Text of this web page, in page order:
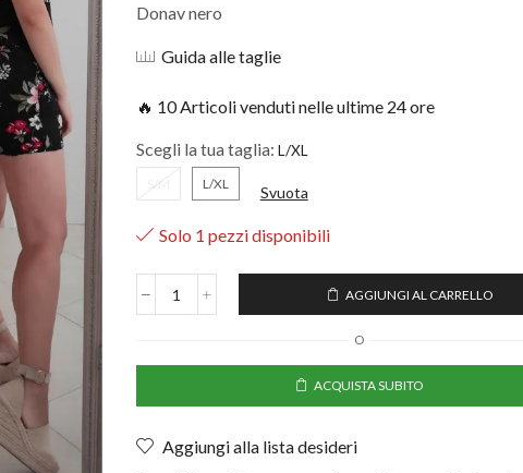
Donav nero
Guida alle taglie
🔥 10 Articoli venduti nelle ultime 24 ore
Scegli la tua taglia:
S/M L/XL Svuota
Solo 1 pezzi disponibili
AGGIUNGI AL CARRELLO
O
ACQUISTA SUBITO
Aggiungi alla lista desideri